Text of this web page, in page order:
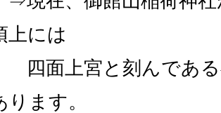
上には
上宮と刻んである神
ります。